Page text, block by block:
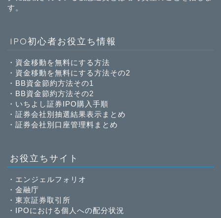
す。
IPO初心者お役立ち情報
・ 資金移動を無料にする方法
・ 資金移動を無料にする方法その2
・ BB資金節約方法その1
・ BB資金節約方法その2
・ いちよし証券IPO購入手順
・ 証券会社別抽選結果表示まとめ
・ 証券会社別口座管理料まとめ
お役立ちサイト
・ エンジェルフォリオ
・ 金融庁
・ 東京証券取引所
・ IPOにおける個人への配分状況